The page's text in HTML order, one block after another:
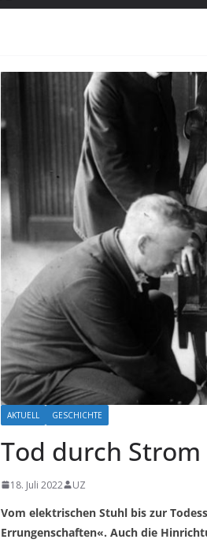
AKTUELL GESCHICHTE
Tod durch Strom
18. Juli 2022 UZ
Vom elektrischen Stuhl bis zur
Errungenschaften«. Auch die